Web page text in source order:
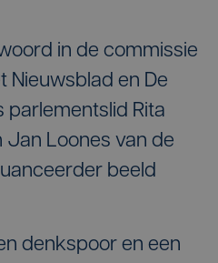
in de commissie
Nieuwsblad en De
parlementslid Rita
Jan Loones van de
beeld
denkspoor en een